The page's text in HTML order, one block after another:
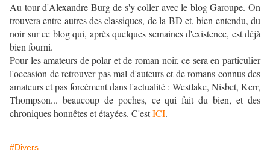
Au tour d'Alexandre Burg de s'y coller avec le blog Garoupe. On
trouvera entre autres des classiques, de la BD et, bien entendu, du
noir sur ce blog qui, après quelques semaines d'existence, est déjà
bien fourni.
Pour les amateurs de polar et de roman noir, ce sera en particulier
l'occasion de retrouver pas mal d'auteurs et de romans connus des
amateurs et pas forcément dans l'actualité : Westlake, Nisbet, Kerr,
Thompson... beaucoup de poches, ce qui fait du bien, et des
chroniques honnêtes et étayées. C'estICI.
#Divers